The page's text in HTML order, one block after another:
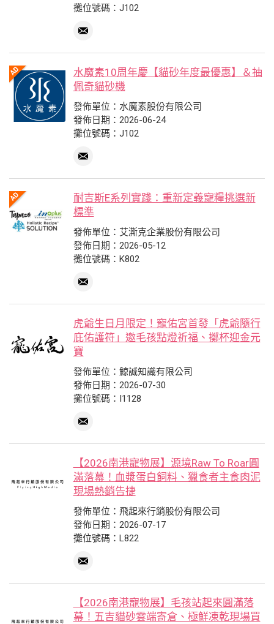
攤位號碼：J102
水魔素10周年慶【貓砂年度最優惠】＆抽
佩奇貓砂機
發佈單位：水魔素股份有限公司
發佈日期：2026-06-24
攤位號碼：J102
耐吉斯E系列實踐：重新定義寵糧挑選新
標準
發佈單位：艾澌克企業股份有限公司
發佈日期：2026-05-12
攤位號碼：K802
虎爺生日月限定！寵佑宮首發「虎爺隨行
庇佑護符」邀毛孩點燈祈福、擲杯迎金元
寶
發佈單位：鯨誠知識有限公司
發佈日期：2026-07-30
攤位號碼：I1128
【2026南港寵物展】源境Raw To Roar圓
滿落幕！血漿蛋白飼料、獵食者主食肉泥
現場熱銷告捷
發佈單位：飛起來行銷股份有限公司
發佈日期：2026-07-17
攤位號碼：L822
【2026南港寵物展】毛孩站起來圓滿落
幕！五吉貓砂雲端寄倉、極鮮凍乾現場買